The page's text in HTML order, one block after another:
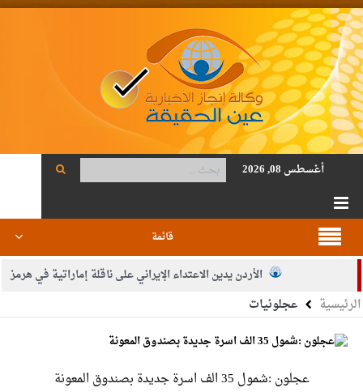
أغسطس 08, 2026
قائمة
الأردن يدين الاعتداء الإيراني على ناقلة إماراتية في هرمز
والدة الزميل أنس المجالي في ذمة الله
حزب التغيير يطلق فعاليات اعمال المدرسة الحزبية..صور
الرئيسية عجلونيات
عجلون :شمول 35 الف اسرة جديدة بصندوق المعونة